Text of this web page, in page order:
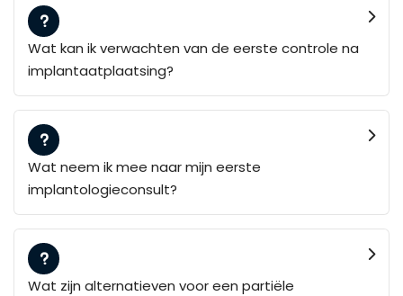
Wat kan ik verwachten van de eerste controle na
implantaatplaatsing?
Wat neem ik mee naar mijn eerste
implantologieconsult?
Wat zijn alternatieven voor een partiële